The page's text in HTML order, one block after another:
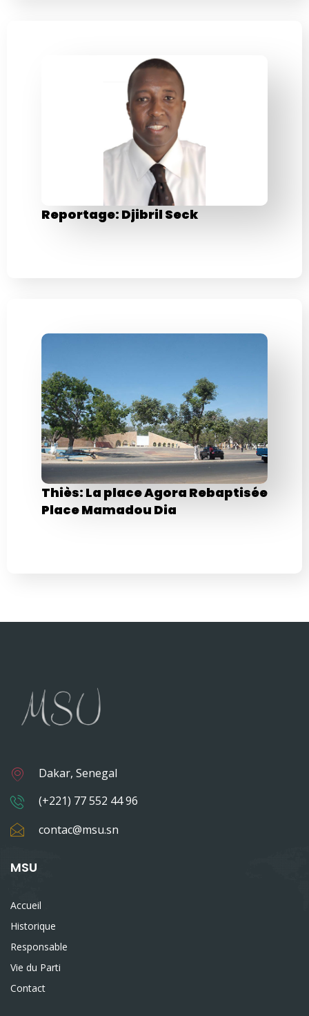
Reportage: Djibril Seck
Thiès: La place Agora Rebaptisée
Place Mamadou Dia
Dakar, Senegal
(+221) 77 552 44 96
contac@msu.sn
MSU
Accueil
Historique
Responsable
Vie du Parti
Contact